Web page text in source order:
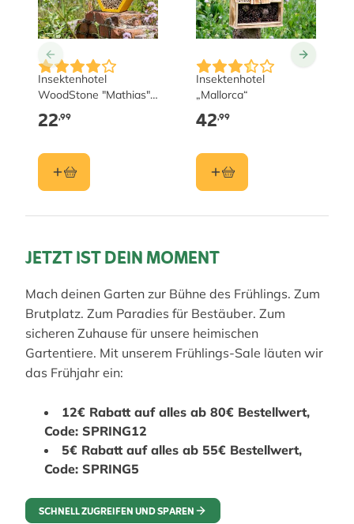
Insektenhotel
WoodStone "Mathias",
gelb
22,99
Insektenhotel
„Mallorca“
42,99
JETZT IST DEIN MOMENT
Mach deinen Garten zur Bühne des Frühlings. Zum
Brutplatz. Zum Paradies für Bestäuber. Zum
sicheren Zuhause für unsere heimischen
Gartentiere. Mit unserem Frühlings-Sale läuten wir
das Frühjahr ein:
12€ Rabatt auf alles ab 80€ Bestellwert,
Code: SPRING12
5€ Rabatt auf alles ab 55€ Bestellwert,
Code: SPRING5
SCHNELL ZUGREIFEN UND SPAREN